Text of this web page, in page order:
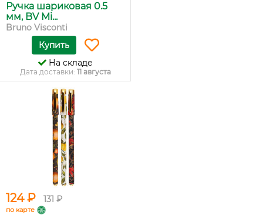
Ручка шариковая 0.5
мм, BV Mi...
Bruno Visconti
Купить
На складе
Дата доставки: 11 августа
124 ₽ 131 ₽
по карте